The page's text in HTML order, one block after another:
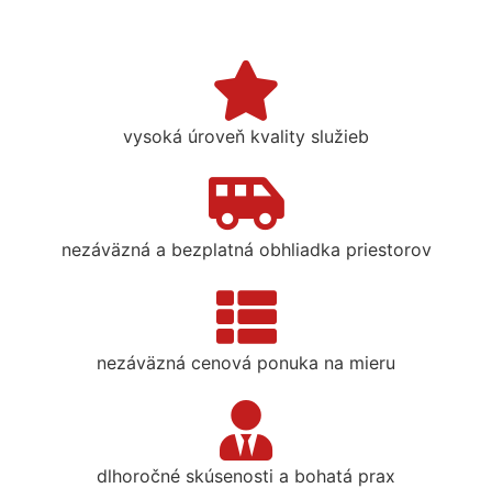
vysoká úroveň kvality služieb
nezáväzná a bezplatná obhliadka priestorov
nezáväzná cenová ponuka na mieru
dlhoročné skúsenosti a bohatá prax